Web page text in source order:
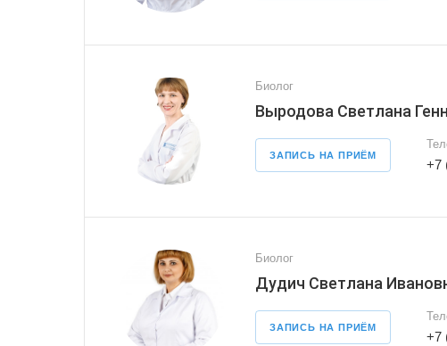
Биолог
Выродова Светлана
ЗАПИСЬ НА ПРИЁМ
+7
Биолог
Дудич Светлана
ЗАПИСЬ НА ПРИЁМ
+7